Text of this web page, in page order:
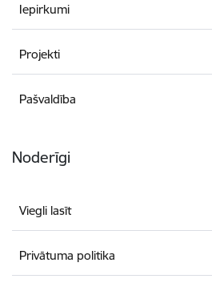
Iepirkumi
Projekti
Pašvaldība
Noderīgi
Viegli lasīt
Privātuma politika